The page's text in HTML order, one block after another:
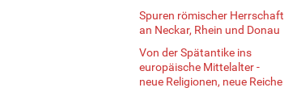
Spuren römischer Herrschaft
an Neckar, Rhein und Donau
Von der Spätantike ins
europäische Mittelalter -
neue Religionen, neue Reiche